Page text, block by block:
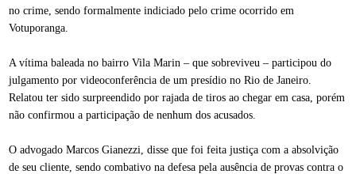
no crime, sendo formalmente indiciado pelo crime ocorrido em
Votuporanga.
A vítima baleada no bairro Vila Marin – que sobreviveu – participou do
julgamento por videoconferência de um presídio no Rio de Janeiro.
Relatou ter sido surpreendido por rajada de tiros ao chegar em casa, porém
não confirmou a participação de nenhum dos acusados.
O advogado Marcos Gianezzi, disse que foi feita justiça com a absolvição
de seu cliente, sendo combativo na defesa pela ausência de provas contra o